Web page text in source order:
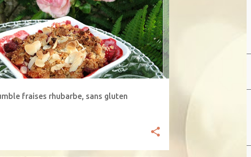
fraises rhubarbe, sans gluten
FARINE DE COCO FRAISE +1